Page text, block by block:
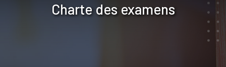
Charte des examens